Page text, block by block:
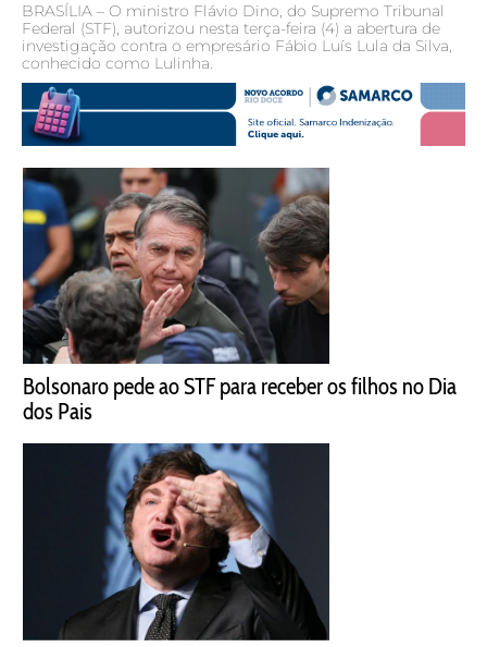
BRASÍLIA – O ministro Flávio Dino, do Supremo Tribunal
Federal (STF), autorizou nesta terça-feira (4) a abertura de
investigação contra o empresário Fábio Luís Lula da Silva,
conhecido como Lulinha.
Bolsonaro pede ao STF para receber os filhos no Dia
dos Pais